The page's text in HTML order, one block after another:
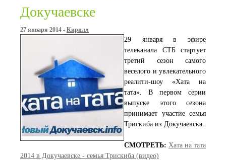
Докучаевске
27 января 2014 - Кирилл
29 января в эфире
телеканала СТБ стартует
третий сезон самого
веселого и увлекательного
реалити-шоу «Хата на
тата». В первом серии
выпуске этого сезона
принимает участие семья
Трискиба из Докучаевска.
СМОТРЕТЬ: Хата на тата
2014 в Докучаевске - семья Трискиба (видео)